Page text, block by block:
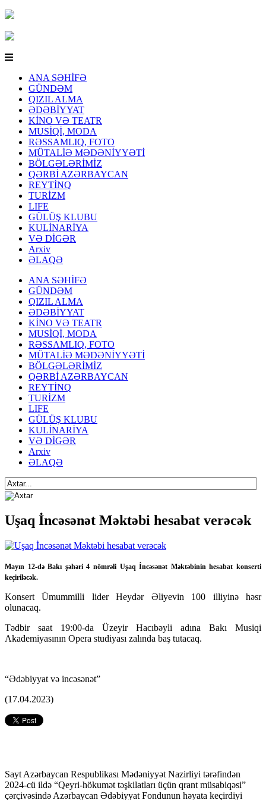
ANA SƏHİFƏ
GÜNDƏM
QIZIL ALMA
ƏDƏBİYYAT
KİNO VƏ TEATR
MUSİQİ, MODA
RƏSSAMLIQ, FOTO
MÜTALİƏ MƏDƏNİYYƏTİ
BÖLGƏLƏRİMİZ
QƏRBİ AZƏRBAYCAN
REYTİNQ
TURİZM
LIFE
GÜLÜŞ KLUBU
KULİNARİYA
VƏ DİGƏR
Arxiv
ƏLAQƏ
ANA SƏHİFƏ
GÜNDƏM
QIZIL ALMA
ƏDƏBİYYAT
KİNO VƏ TEATR
MUSİQİ, MODA
RƏSSAMLIQ, FOTO
MÜTALİƏ MƏDƏNİYYƏTİ
BÖLGƏLƏRİMİZ
QƏRBİ AZƏRBAYCAN
REYTİNQ
TURİZM
LIFE
GÜLÜŞ KLUBU
KULİNARİYA
VƏ DİGƏR
Arxiv
ƏLAQƏ
Uşaq İncəsənət Məktəbi hesabat verəcək
Mayın 12-də Bakı şəhəri 4 nömrəli Uşaq İncəsənət Məktəbinin hesabat konserti
keçiriləcək.
Konsert Ümummilli lider Heydər Əliyevin 100 illiyinə həsr
olunacaq.
Tədbir saat 19:00-da Üzeyir Hacıbəyli adına Bakı Musiqi
Akademiyasının Opera studiyası zalında baş tutacaq.
“Ədəbiyyat və incəsənət”
(17.04.2023)
Sayt Azərbaycan Respublikası Mədəniyyət Nazirliyi tərəfindən
2024-cü ildə “Qeyri-hökumət təşkilatları üçün qrant müsabiqəsi”
çərçivəsində Azərbaycan Ədəbiyyat Fondunun həyata keçirdiyi